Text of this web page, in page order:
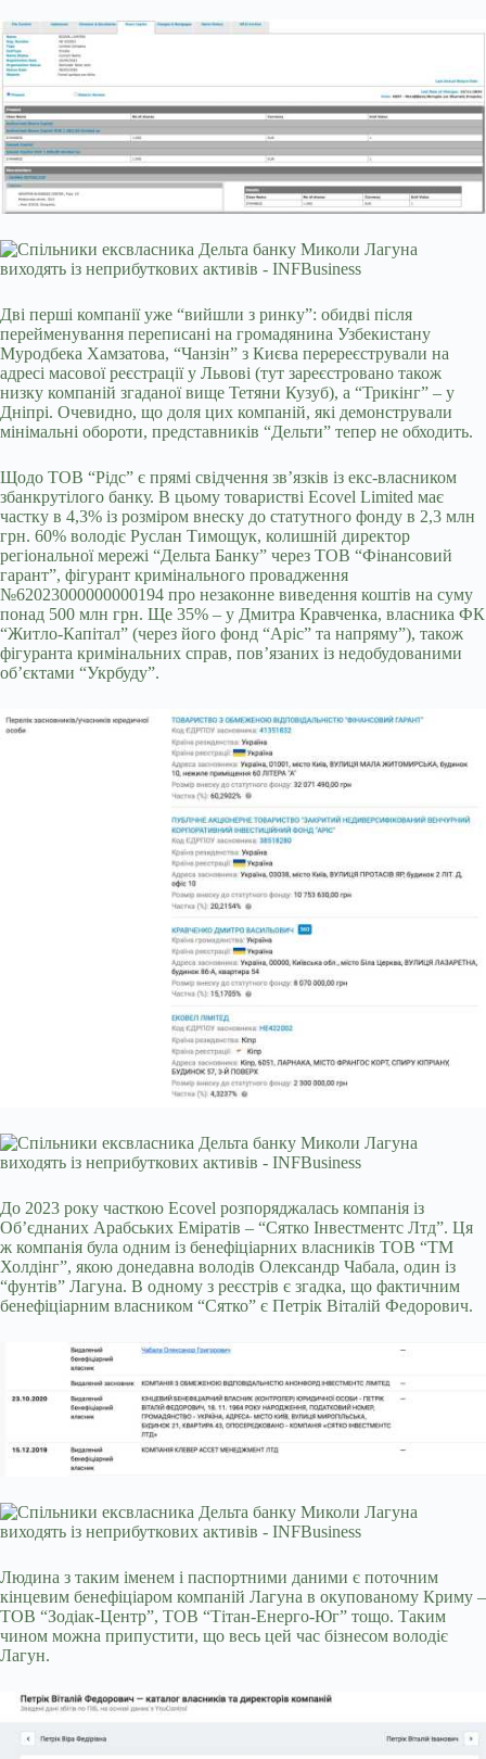
Дві перші компанії уже “вийшли з ринку”: обидві після
перейменування переписані на громадянина Узбекистану
Муродбека Хамзатова, “Чанзін” з Києва перереєстрували на
адресі масової реєстрації у Львові (тут зареєстровано також
низку компаній згаданої вище Тетяни Кузуб), а “Трикінг” – у
Дніпрі. Очевидно, що доля цих компаній, які демонстрували
мінімальні обороти, представників “Дельти” тепер не обходить.
Щодо ТОВ “Рідс” є прямі свідчення звʼязків із екс-власником
збанкрутілого банку. В цьому товаристві Ecovel Limited має
частку в 4,3% із розміром внеску до статутного фонду в 2,3 млн
грн. 60% володіє Руслан Тимощук, колишній директор
регіональної мережі “Дельта Банку” через ТОВ “Фінансовий
гарант”, фігурант кримінального провадження
№62023000000000194 про незаконне виведення коштів на суму
понад 500 млн грн. Ще 35% – у Дмитра Кравченка, власника ФК
“Житло-Капітал” (через його фонд “Аріс” та напряму”), також
фігуранта кримінальних справ, повʼязаних із недобудованими
обʼєктами “Укрбуду”.
До 2023 року часткою Ecovel розпоряджалась компанія із
Обʼєднаних Арабських Еміратів – “Сятко Інвестментс Лтд”. Ця
ж компанія була одним із бенефіціарних власників ТОВ “ТМ
Холдінг”, якою донедавна володів Олександр Чабала, один із
“фунтів” Лагуна. В одному з реєстрів є згадка, що фактичним
бенефіціарним власником “Сятко” є Петрік Віталій Федорович.
Людина з таким іменем і паспортними даними є поточним
кінцевим бенефіціаром компаній Лагуна в окупованому Криму –
ТОВ “Зодіак-Центр”, ТОВ “Тітан-Енерго-Юг” тощо. Таким
чином можна припустити, що весь цей час бізнесом володіє
Лагун.